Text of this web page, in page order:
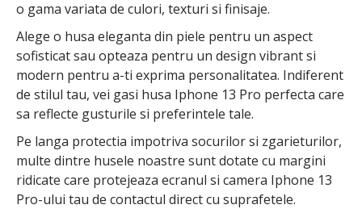
o gama variata de culori, texturi si finisaje.
Alege o husa eleganta din piele pentru un aspect
sofisticat sau opteaza pentru un design vibrant si
modern pentru a-ti exprima personalitatea. Indiferent
de stilul tau, vei gasi husa Iphone 13 Pro perfecta care
sa reflecte gusturile si preferintele tale.
Pe langa protectia impotriva socurilor si zgarieturilor,
multe dintre husele noastre sunt dotate cu margini
ridicate care protejeaza ecranul si camera Iphone 13
Pro-ului tau de contactul direct cu suprafetele.